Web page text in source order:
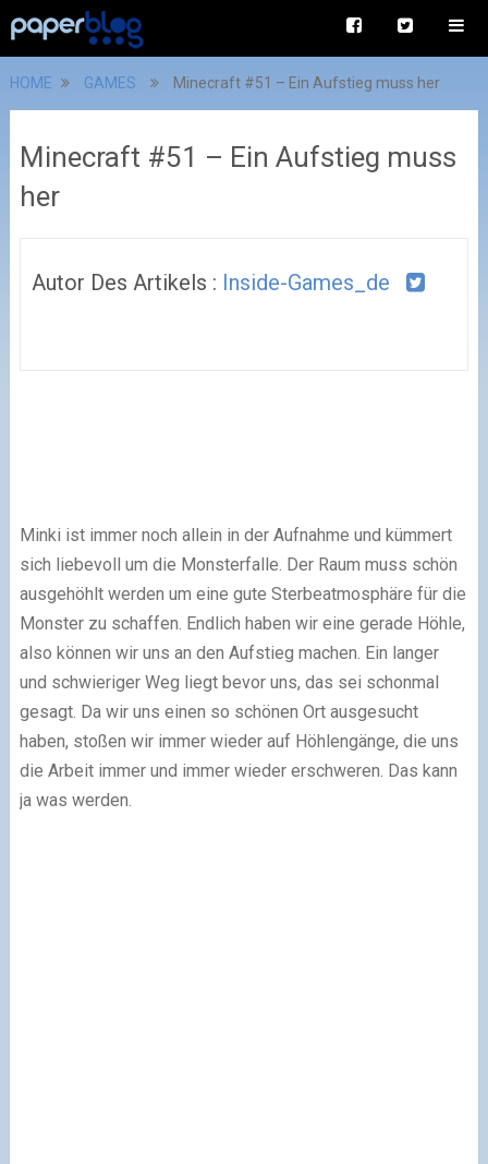
HOME GAMES Minecraft #51 – Ein Aufstieg muss her
Minecraft #51 – Ein Aufstieg muss
her
Autor Des Artikels : Inside-Games_de
Minki ist immer noch allein in der Aufnahme und kümmert
sich liebevoll um die Monsterfalle. Der Raum muss schön
ausgehöhlt werden um eine gute Sterbeatmosphäre für die
Monster zu schaffen. Endlich haben wir eine gerade Höhle,
also können wir uns an den Aufstieg machen. Ein langer
und schwieriger Weg liegt bevor uns, das sei schonmal
gesagt. Da wir uns einen so schönen Ort ausgesucht
haben, stoßen wir immer wieder auf Höhlengänge, die uns
die Arbeit immer und immer wieder erschweren. Das kann
ja was werden.